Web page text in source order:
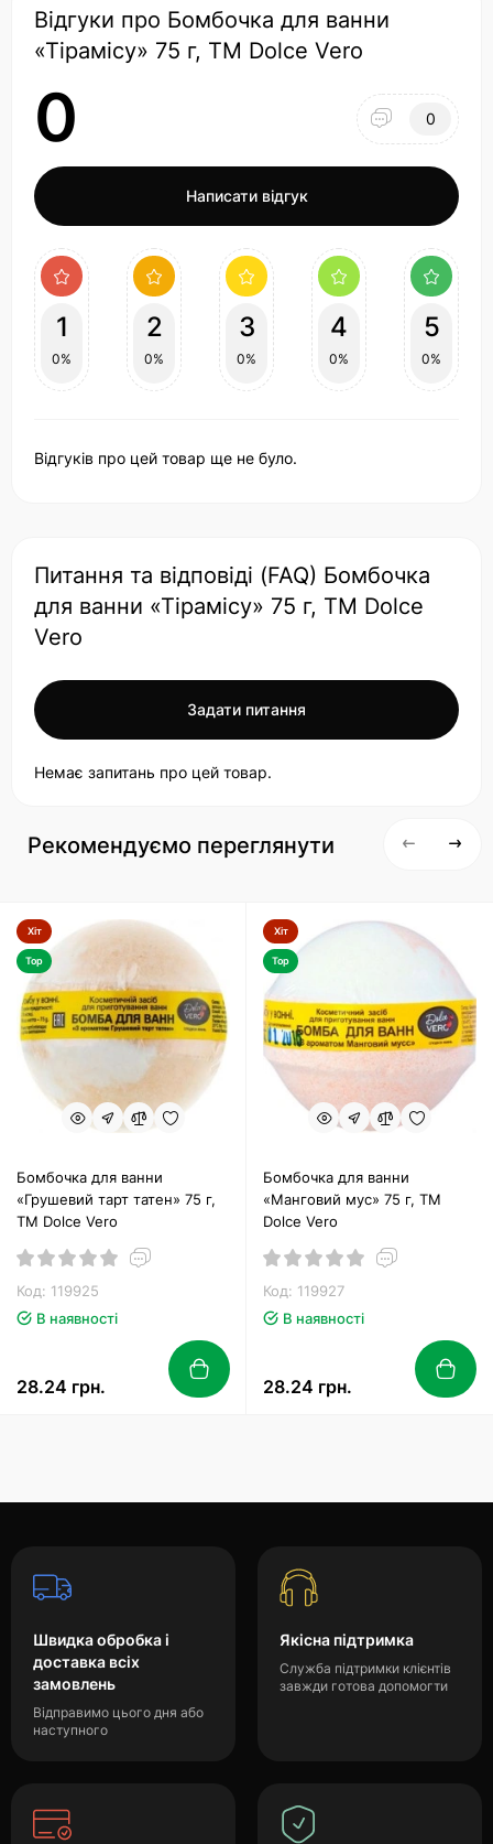
Відгуки про Бомбочка для ванни
«Тірамісу» 75 г, ТМ Dolce Vero
0 0
Написати відгук
1
0%
2
0%
3
0%
4
0%
5
0%
Відгуків про цей товар ще не було.
Питання та відповіді (FAQ) Бомбочка
для ванни «Тірамісу» 75 г, ТМ Dolce
Vero
Задати питання
Немає запитань про цей товар.
Рекомендуємо переглянути
Хіт
Top
Бомбочка для ванни
«Грушевий тарт татен» 75 г,
ТМ Dolce Vero
Код: 119925
В наявності
28.24 грн.
Хіт
Top
Бомбочка для ванни
«Манговий мус» 75 г, ТМ
Dolce Vero
Код: 119927
В наявності
28.24 грн.
Швидка обробка і
доставка всіх
замовлень
Відправимо цього дня або
наступного
Якісна підтримка
Служба підтримки клієнтів
завжди готова допомогти